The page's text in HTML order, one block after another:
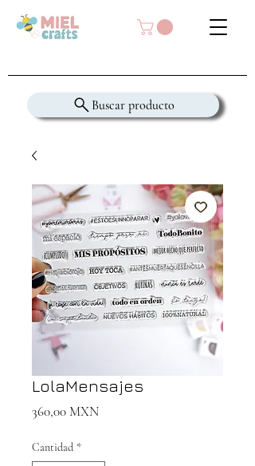
Buscar producto
LolaMensajes
360,00 MXNPrecio
Cantidad *